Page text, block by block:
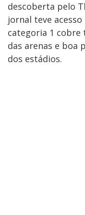
descoberta pelo
jornal teve
categoria 1 cobre
das arenas e boa
dos estádios.